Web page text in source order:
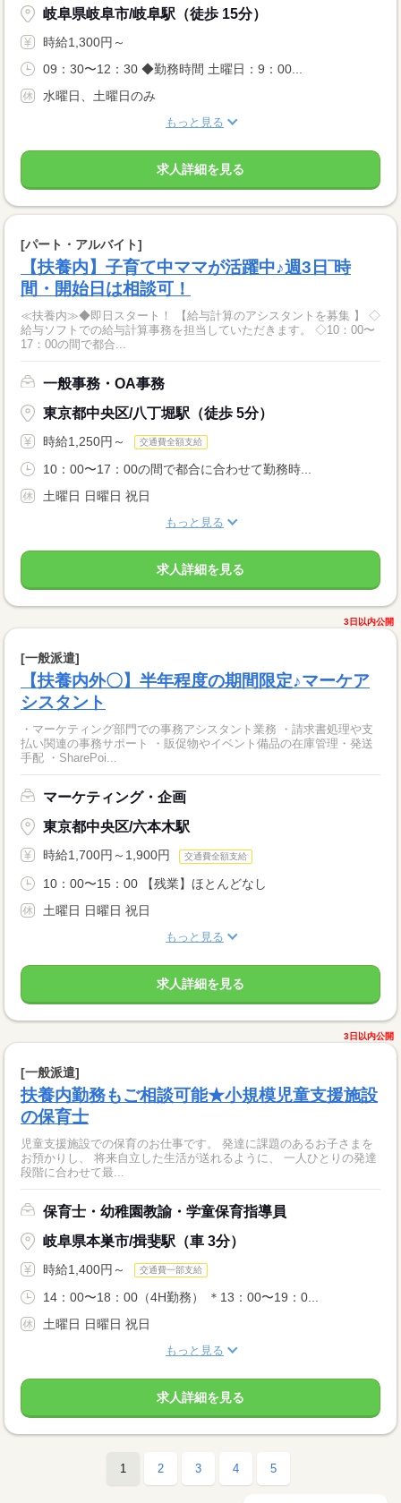
岐阜県岐阜市/岐阜駅（徒歩 15分）
時給1,300円～
09：30〜12：30 ◆勤務時間 土曜日：9：00...
水曜日、土曜日のみ
もっと見る
求人詳細を見る
[パート・アルバイト]
【扶養内】子育て中ママが活躍中♪週3日‾時
間・開始日は相談可！
≪扶養内≫◆即日スタート！ 【給与計算のアシスタントを募集 】 ◇
給与ソフトでの給与計算事務を担当していただきます。 ◇10：00〜
17：00の間で都合...
一般事務・OA事務
東京都中央区/八丁堀駅（徒歩 5分）
時給1,250円～ 交通費全額支給
10：00〜17：00の間で都合に合わせて勤務時...
土曜日 日曜日 祝日
もっと見る
求人詳細を見る
3日以内公開
[一般派遣]
【扶養内外〇】半年程度の期間限定♪マーケア
シスタント
・マーケティング部門での事務アシスタント業務 ・請求書処理や支
払い関連の事務サポート ・販促物やイベント備品の在庫管理・発送
手配 ・SharePoi...
マーケティング・企画
東京都中央区/六本木駅
時給1,700円～1,900円 交通費全額支給
10：00〜15：00 【残業】ほとんどなし
土曜日 日曜日 祝日
もっと見る
求人詳細を見る
3日以内公開
[一般派遣]
扶養内勤務もご相談可能★小規模児童支援施設
の保育士
児童支援施設での保育のお仕事です。 発達に課題のあるお子さまを
お預かりし、 将来自立した生活が送れるように、 一人ひとりの発達
段階に合わせて最...
保育士・幼稚園教諭・学童保育指導員
岐阜県本巣市/揖斐駅（車 3分）
時給1,400円～ 交通費一部支給
14：00〜18：00（4H勤務） ＊13：00〜19：0...
土曜日 日曜日 祝日
もっと見る
求人詳細を見る
1 2 3 4 5